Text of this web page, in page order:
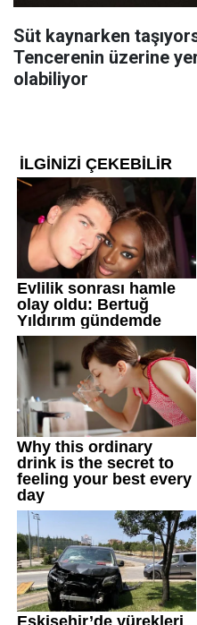
Süt kaynarken
Tencerenin üzerine
olabiliyor